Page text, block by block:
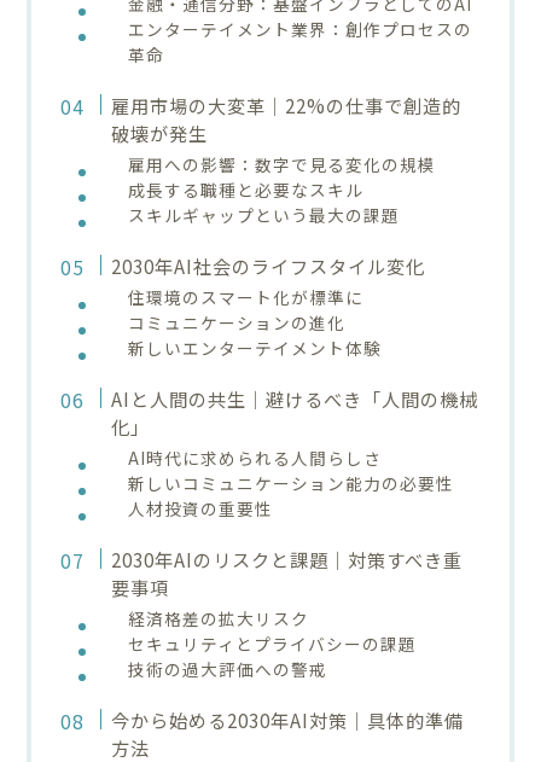
エンターテイメント業界：創作プロセスの
革命
雇用市場の大変革｜22%の仕事で創造的
破壊が発生
雇用への影響：数字で見る変化の規模
成長する職種と必要なスキル
スキルギャップという最大の課題
2030年AI社会のライフスタイル変化
住環境のスマート化が標準に
コミュニケーションの進化
新しいエンターテイメント体験
AIと人間の共生｜避けるべき「人間の機械
化」
AI時代に求められる人間らしさ
新しいコミュニケーション能力の必要性
人材投資の重要性
2030年AIのリスクと課題｜対策すべき重
要事項
経済格差の拡大リスク
セキュリティとプライバシーの課題
技術の過大評価への警戒
今から始める2030年AI対策｜具体的準備
方法